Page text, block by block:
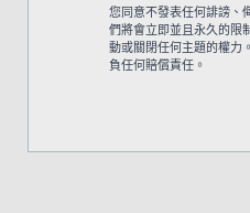
您同意不發表任何誹謗、
們將會立即並且永久的限
動或關閉任何主題的權力
負任何賠償責任。